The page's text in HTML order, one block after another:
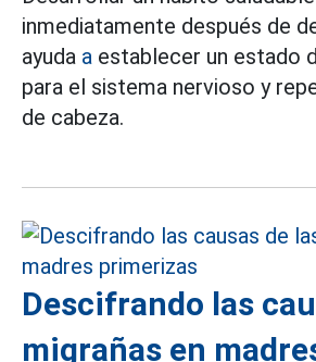
inmediatamente después de
ayuda a establecer un estado
para el sistema nervioso y
de cabeza.
Descifrando las
migrañas en